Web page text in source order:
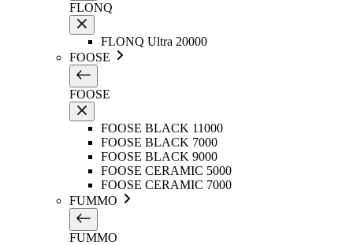
FLONQ
FLONQ Ultra 20000
FOOSE
FOOSE
FOOSE BLACK 11000
FOOSE BLACK 7000
FOOSE BLACK 9000
FOOSE CERAMIC 5000
FOOSE CERAMIC 7000
FUMMO
FUMMO